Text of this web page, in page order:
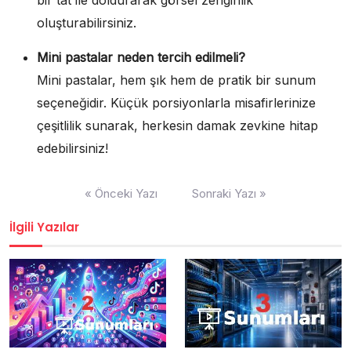
oluşturabilirsiniz.
Mini pastalar neden tercih edilmeli?
Mini pastalar, hem şık hem de pratik bir sunum
seçeneğidir. Küçük porsiyonlarla misafirlerinize
çeşitlilik sunarak, herkesin damak zevkine hitap
edebilirsiniz!
« Önceki Yazı Sonraki Yazı »
İlgili Yazılar